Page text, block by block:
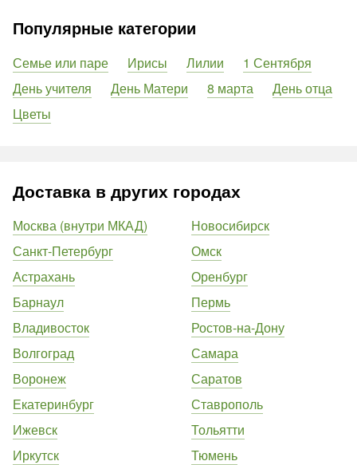
Популярные категории
Семье или паре Ирисы Лилии
1 Сентября
День учителя
День Матери 8 марта
День отца
Цветы
Доставка в других городах
Москва (внутри МКАД)
Санкт-Петербург
Астрахань
Барнаул
Владивосток
Волгоград
Воронеж
Екатеринбург
Ижевск
Иркутск
Новосибирск
Омск
Оренбург
Пермь
Ростов-на-Дону
Самара
Саратов
Ставрополь
Тольятти
Тюмень